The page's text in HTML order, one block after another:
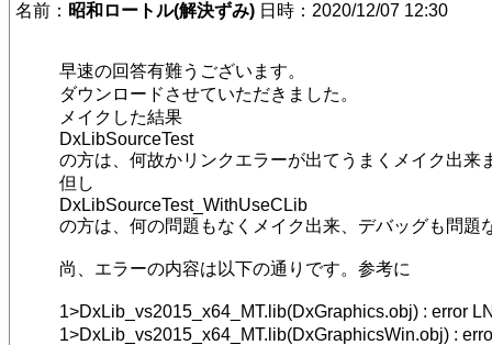
名前： 昭和ロートル(解決ずみ) 日時：2020/12/07 12:30
早速の回答有難うございます。
ダウンロードさせていただきました。
メイクした結果
DxLibSourceTest
の方は、何故かリンクエラーが出てうまくメイク出来
但し
DxLibSourceTest_WithUseCLib
の方は、何の問題もなくメイク出来、デバッグも問
尚、エラーの内容は以下の通りです。参考に
1>DxLib_vs2015_x64_MT.lib(DxGraphics.obj) : error
1>DxLib_vs2015_x64_MT.lib(DxGraphicsWin.obj) :